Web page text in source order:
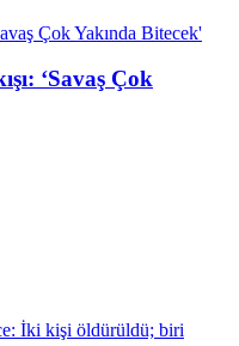
‘Savaş Çok